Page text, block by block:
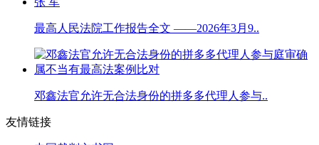
最高人民法院工作报告全文 ——2026年3月9..
邓鑫法官允许无合法身份的拼多多代理人参与..
友情链接